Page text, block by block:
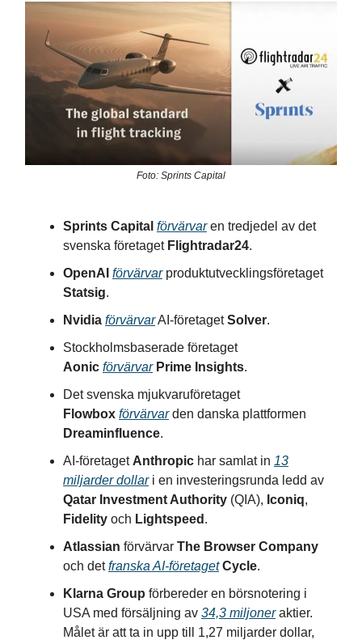
Foto: Sprints Capital
Sprints Capital förvärvaren tredjedel av det
svenska företaget Flightradar24.
OpenAI förvärvarproduktutvecklingsföretaget
Statsig.
Nvidia förvärvarAI-företagetSolver.
Stockholmsbaserade företaget
Aonic förvärvar Prime Insights.
Det svenska mjukvaruföretaget
Flowbox förvärvarden danska plattformen
Dreaminfluence.
AI-företaget Anthropic har samlat in 13
miljarder dollari en investeringsrunda ledd av
Qatar Investment Authority (QIA), Iconiq,
Fidelity och Lightspeed .
Atlassian förvärvar The Browser Company
och detfranska AI-företaget Cycle.
Klarna Group förbereder en börsnotering i
USA med försäljning av 34,3 miljoneraktier.
Målet är att ta in upp till 1,27 miljarder dollar,